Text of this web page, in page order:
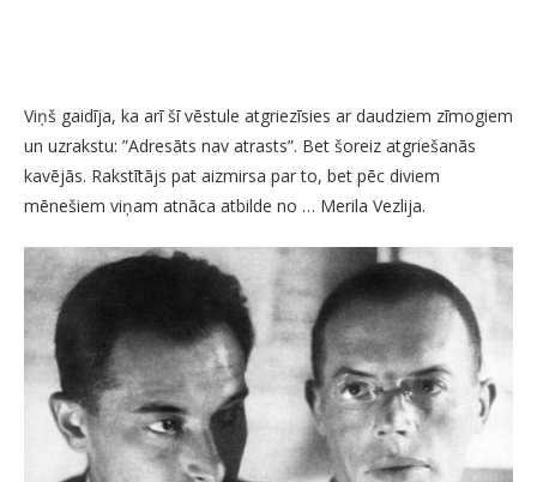
Viņš gaidīja, ka arī šī vēstule atgriezīsies ar daudziem zīmogiem
un uzrakstu: ”Adresāts nav atrasts”. Bet šoreiz atgriešanās
kavējās. Rakstītājs pat aizmirsa par to, bet pēc diviem
mēnešiem viņam atnāca atbilde no … Merila Vezlija.